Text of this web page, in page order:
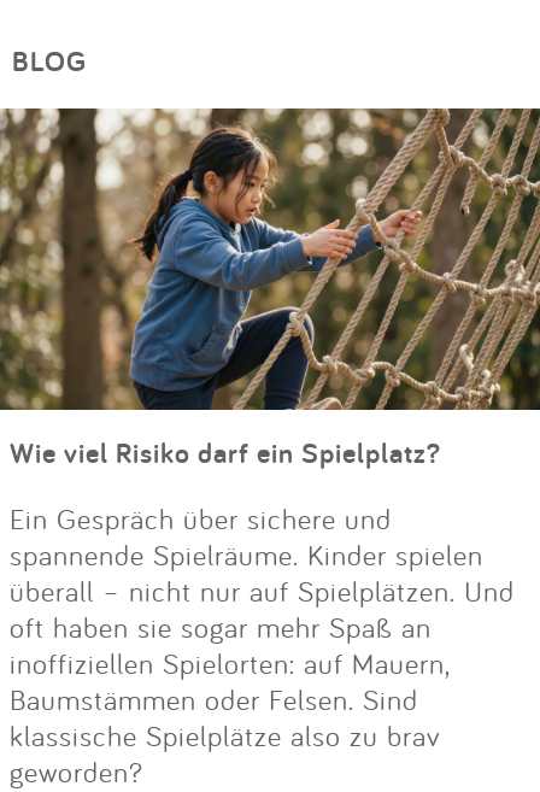
BLOG
Wie viel Risiko darf ein Spielplatz?
Ein Gespräch über sichere und
spannende Spielräume. Kinder spielen
überall – nicht nur auf Spielplätzen. Und
oft haben sie sogar mehr Spaß an
inoffiziellen Spielorten: auf Mauern,
Baumstämmen oder Felsen. Sind
klassische Spielplätze also zu brav
geworden?